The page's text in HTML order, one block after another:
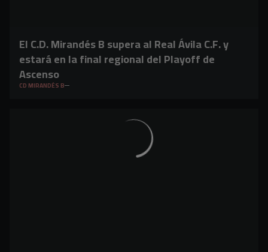
El C.D. Mirandés B supera al Real Ávila C.F. y
estará en la final regional del Playoff de
Ascenso
CD MIRANDÉS B